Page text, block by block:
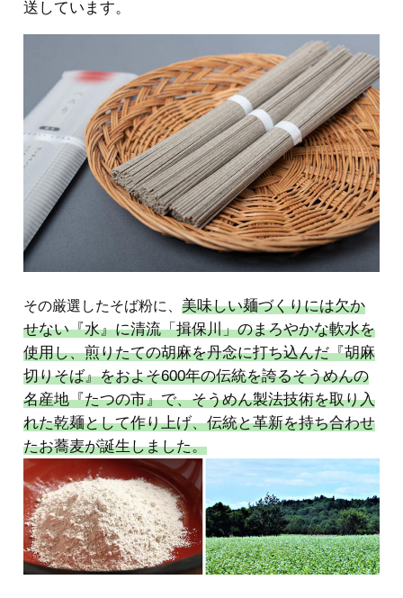
送しています。
その厳選したそば粉に、 美味しい麺づくりには欠か
せない『水』に清流「揖保川」のまろやかな軟水を
使用し、煎りたての胡麻を丹念に打ち込んだ『胡麻
切りそば』をおよそ600年の伝統を誇るそうめんの
名産地『たつの市』で、そうめん製法技術を取り入
れた乾麺として作り上げ、伝統と革新を持ち合わせ
たお蕎麦が誕生しました。